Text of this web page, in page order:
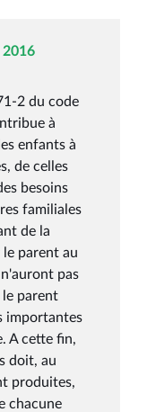
2016
2 du code
à
enfants à
de celles
besoins
familiales
de la
parent au
pas
le parent
importantes
A cette fin,
doit, au
produites,
chacune